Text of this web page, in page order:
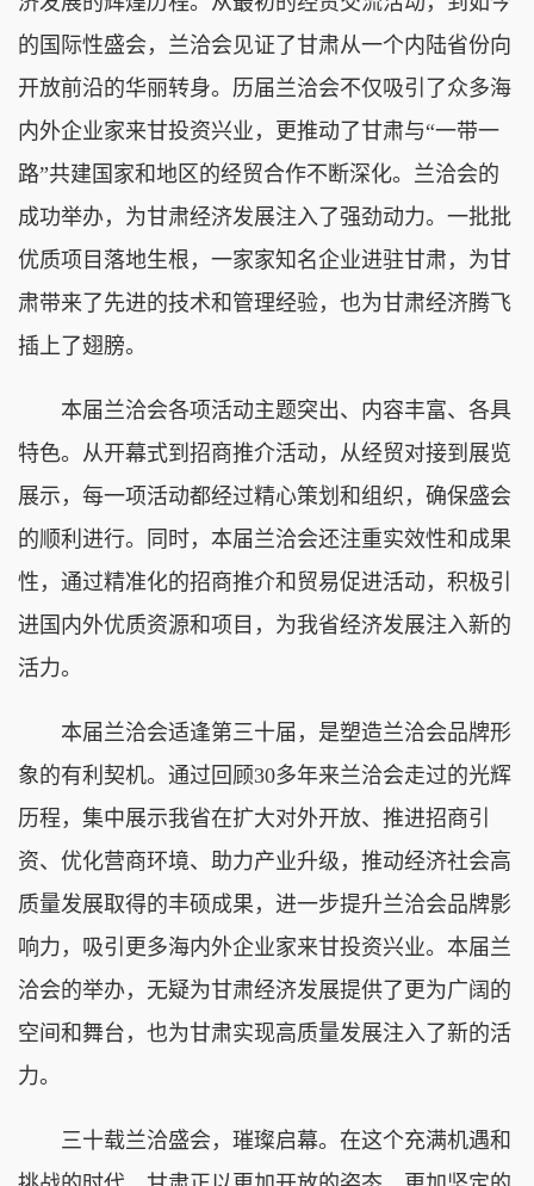
的国际性盛会，兰洽会见证了甘肃从一个内陆省份向
开放前沿的华丽转身。历届兰洽会不仅吸引了众多海
内外企业家来甘投资兴业，更推动了甘肃与“一带一
路”共建国家和地区的经贸合作不断深化。兰洽会的
成功举办，为甘肃经济发展注入了强劲动力。一批批
优质项目落地生根，一家家知名企业进驻甘肃，为甘
肃带来了先进的技术和管理经验，也为甘肃经济腾飞
插上了翅膀。
本届兰洽会各项活动主题突出、内容丰富、各具
特色。从开幕式到招商推介活动，从经贸对接到展览
展示，每一项活动都经过精心策划和组织，确保盛会
的顺利进行。同时，本届兰洽会还注重实效性和成果
性，通过精准化的招商推介和贸易促进活动，积极引
进国内外优质资源和项目，为我省经济发展注入新的
活力。
本届兰洽会适逢第三十届，是塑造兰洽会品牌形
象的有利契机。通过回顾30多年来兰洽会走过的光辉
历程，集中展示我省在扩大对外开放、推进招商引
资、优化营商环境、助力产业升级，推动经济社会高
质量发展取得的丰硕成果，进一步提升兰洽会品牌影
响力，吸引更多海内外企业家来甘投资兴业。本届兰
洽会的举办，无疑为甘肃经济发展提供了更为广阔的
空间和舞台，也为甘肃实现高质量发展注入了新的活
力。
三十载兰洽盛会，璀璨启幕。在这个充满机遇和